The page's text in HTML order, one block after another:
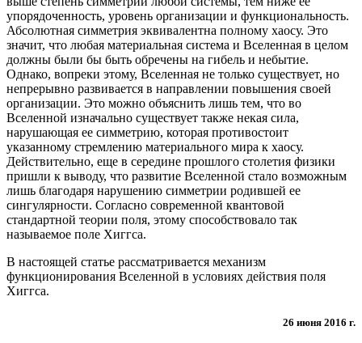
упорядоченность, уровень организации и функциональность.
Абсолютная симметрия эквивалентна полному хаосу. Это
значит, что любая материальная система и Вселенная в целом
должны были бы быть обречены на гибель и небытие.
Однако, вопреки этому, Вселенная не только существует, но
непрерывно развивается в направлении повышения своей
организации. Это можно объяснить лишь тем, что во
Вселенной изначально существует также некая сила,
нарушающая ее симметрию, которая противостоит
указанному стремлению материального мира к хаосу.
Действительно, еще в середине прошлого столетия физики
пришли к выводу, что развитие Вселенной стало возможным
лишь благодаря нарушению симметрии родившей ее
сингулярности. Согласно современной квантовой
стандартной теории поля, этому способствовало так
называемое поле Хиггса.
В настоящей статье рассматривается механизм
функционирования Вселенной в условиях действия поля
Хиггса.
26 июня 2016 г.